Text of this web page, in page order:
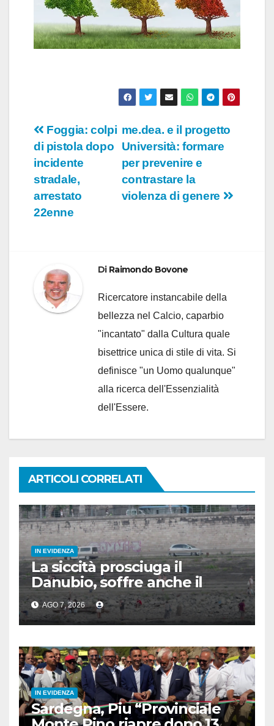
Navigazione
articoli
me.dea. e il progetto
Università: formare
per prevenire e
contrastare la
violenza di genere
Foggia: colpi
di pistola dopo
incidente
stradale,
arrestato
22enne
Di Raimondo Bovone
Ricercatore instancabile della
bellezza nel Calcio, caparbio
"incantato" dalla Cultura quale
bisettrice unica di stile di vita. Si
definisce "un Uomo qualunque"
alla ricerca dell'Essenzialità
dell'Essere.
ARTICOLI CORRELATI
IN EVIDENZA
La siccità prosciuga il
Danubio, soffre anche il
turismo
AGO 7, 2026
IN EVIDENZA
Sardegna, Piu “Provinciale